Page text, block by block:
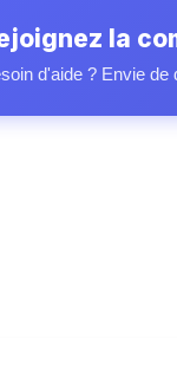
la
d'aide ? Envie